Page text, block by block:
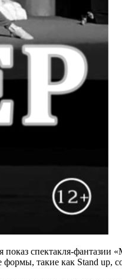
спектакля-
такие как Stand up,